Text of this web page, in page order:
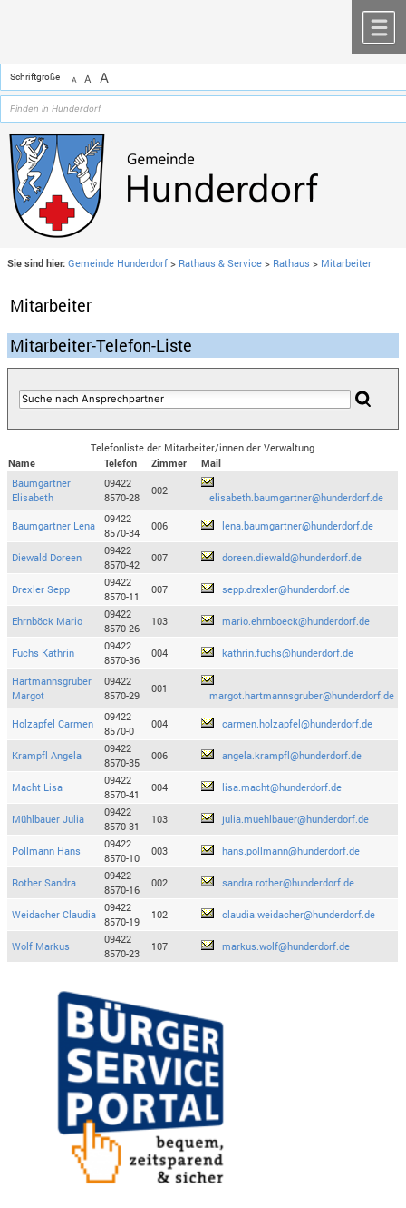
Schriftgröße A A A
Sie sind hier: Gemeinde Hunderdorf > Rathaus & Service > Rathaus > Mitarbeiter
Mitarbeiter
Mitarbeiter-Telefon-Liste
Telefonliste der Mitarbeiter/innen der Verwaltung
Name
Telefon Zimmer
Mail
Baumgartner
Elisabeth
09422
8570-28
002
elisabeth.baumgartner@hunderdorf.de
Baumgartner Lena
09422
8570-34
006 lena.baumgartner@hunderdorf.de
Diewald Doreen
09422
8570-42
007 doreen.diewald@hunderdorf.de
Drexler Sepp
09422
8570-11
007 sepp.drexler@hunderdorf.de
Ehrnböck Mario
09422
8570-26
103 mario.ehrnboeck@hunderdorf.de
Fuchs Kathrin
09422
8570-36
004 kathrin.fuchs@hunderdorf.de
Hartmannsgruber
Margot
09422
8570-29
001
margot.hartmannsgruber@hunderdorf.de
Holzapfel Carmen
09422
8570-0
004 carmen.holzapfel@hunderdorf.de
Krampfl Angela
09422
8570-35
006 angela.krampfl@hunderdorf.de
Macht Lisa
09422
8570-41
004 lisa.macht@hunderdorf.de
Mühlbauer Julia
09422
8570-31
103 julia.muehlbauer@hunderdorf.de
Pollmann Hans
09422
8570-10
003 hans.pollmann@hunderdorf.de
Rother Sandra
09422
8570-16
002 sandra.rother@hunderdorf.de
Weidacher Claudia
09422
8570-19
102 claudia.weidacher@hunderdorf.de
Wolf Markus
09422
8570-23
107 markus.wolf@hunderdorf.de